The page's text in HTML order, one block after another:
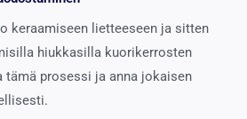
keraamiseen lietteeseen ja sitten
hiukkasilla kuorikerrosten
tämä prosessi ja anna jokaisen